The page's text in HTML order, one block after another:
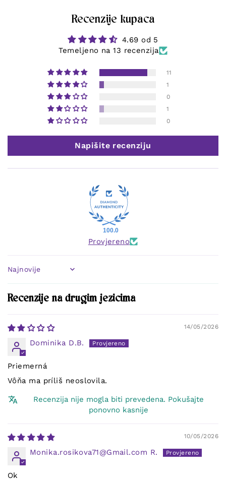
Recenzije kupaca
4.69 od 5
Temeljeno na 13 recenzija
11
1
0
1
0
Napišite recenziju
100.0
Provjereno
Sort by
Recenzije na drugim jezicima
14/05/2026
Dominika D.B.
Priemerná
Vôňa ma príliš neoslovila.
Recenzija nije mogla biti prevedena. Pokušajte
ponovno kasnije
10/05/2026
Monika.rosikova71@Gmail.com R.
Ok